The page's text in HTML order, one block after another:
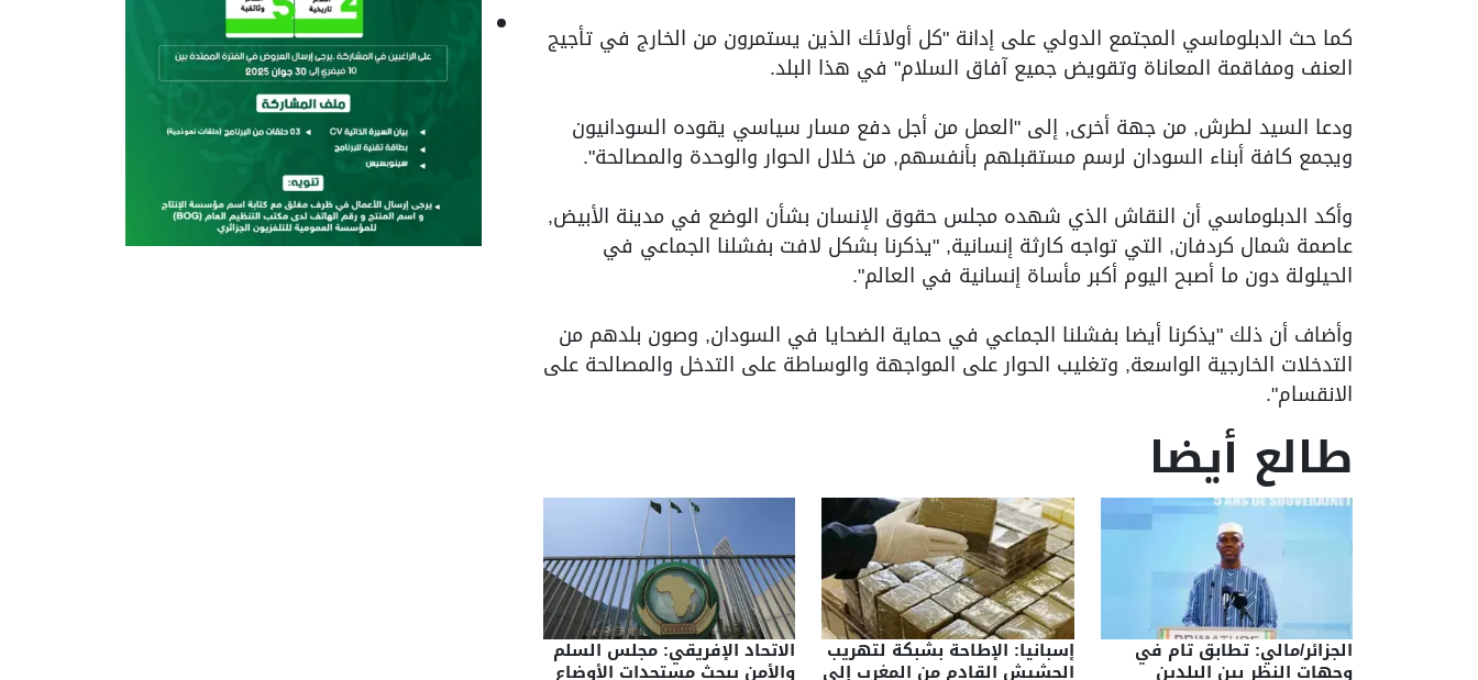
كما حث الدبلوماسي المجتمع الدولي على إدانة "كل أولائك الذين يستمرون من الخارج في تأجيج
العنف ومفاقمة المعاناة وتقويض جميع آفاق السلام" في هذا البلد.
ودعا السيد لطرش, من جهة أخرى, إلى "العمل من أجل دفع مسار سياسي يقوده السودانيون
ويجمع كافة أبناء السودان لرسم مستقبلهم بأنفسهم, من خلال الحوار والوحدة والمصالحة".
وأكد الدبلوماسي أن النقاش الذي شهده مجلس حقوق الإنسان بشأن الوضع في مدينة الأبيض,
عاصمة شمال كردفان, التي تواجه كارثة إنسانية, "يذكرنا بشكل لافت بفشلنا الجماعي في
الحيلولة دون ما أصبح اليوم أكبر مأساة إنسانية في العالم".
وأضاف أن ذلك "يذكرنا أيضا بفشلنا الجماعي في حماية الضحايا في السودان, وصون بلدهم من
التدخلات الخارجية الواسعة, وتغليب الحوار على المواجهة والوساطة على التدخل والمصالحة على
الانقسام".
طالع أيضا
الجزائر/مالي: تطابق تام في
وجهات النظر بين البلدين
إسبانيا: الإطاحة بشبكة لتهريب
الحشيش القادم من المغرب إلى
الاتحاد الإفريقي: مجلس السلم
والأمن يبحث مستجدات الأوضاع